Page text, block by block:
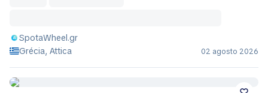
SpotaWheel.gr
Grécia, Attica
02 agosto 2026